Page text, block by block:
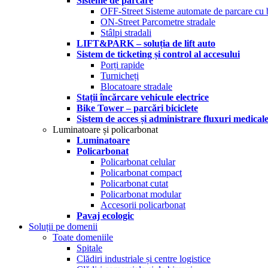
OFF-Street Sisteme automate de parcare cu
ON-Street Parcometre stradale
Stâlpi stradali
LIFT&PARK – soluția de lift auto
Sistem de ticketing și control al accesului
Porți rapide
Turnicheți
Blocatoare stradale
Stații încărcare vehicule electrice
Bike Tower – parcări biciclete
Sistem de acces și administrare fluxuri medicale
Luminatoare și policarbonat
Luminatoare
Policarbonat
Policarbonat celular
Policarbonat compact
Policarbonat cutat
Policarbonat modular
Accesorii policarbonat
Pavaj ecologic
Soluții pe domenii
Toate domeniile
Spitale
Clădiri industriale și centre logistice